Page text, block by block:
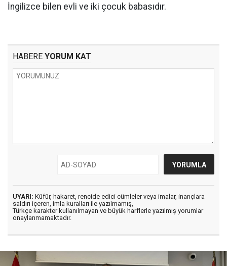
İngilizce bilen evli ve iki çocuk babasıdır.
HABERE YORUM KAT
UYARI: Küfür, hakaret, rencide edici cümleler veya imalar, inançlara
saldırı içeren, imla kuralları ile yazılmamış,
Türkçe karakter kullanılmayan ve büyük harflerle yazılmış yorumlar
onaylanmamaktadır.